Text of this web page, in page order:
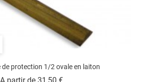
de protection 1/2 ovale en laiton
A partir de 31,50 €Prix